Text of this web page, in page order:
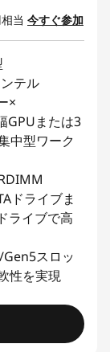
当 今すぐ参加
テル
×
GPUまたは3
中型ワーク
ドライブま
ライブで高
スロッ
性を実現